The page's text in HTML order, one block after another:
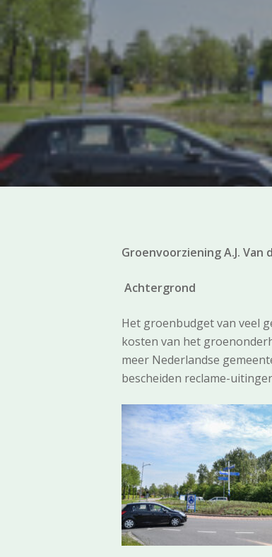
Groenvoorziening A.J. Van
Achtergrond
Het groenbudget van veel
kosten van het
meer Nederlandse
bescheiden reclame-